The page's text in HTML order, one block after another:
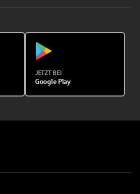
JETZT BEI
Google Play